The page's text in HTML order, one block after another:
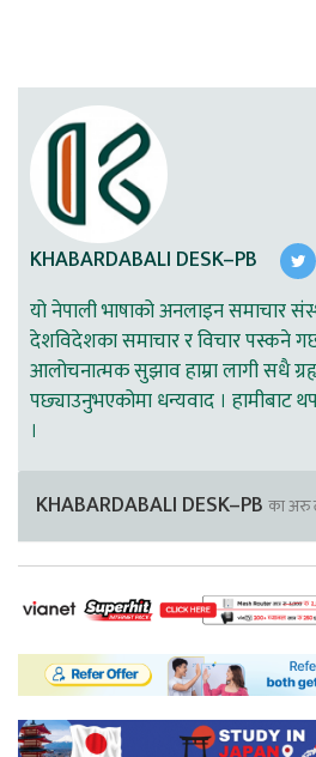
KHABARDABALI DESK–PB
यो नेपाली भाषाको अनलाइन समाचार
देशविदेशका समाचार र विचार पस्कने
आलोचनात्मक सुझाव हाम्रा लागी सधै
पछ्याउनुभएकोमा धन्यवाद । हामीबाट
।
KHABARDABALI DESK–PB का